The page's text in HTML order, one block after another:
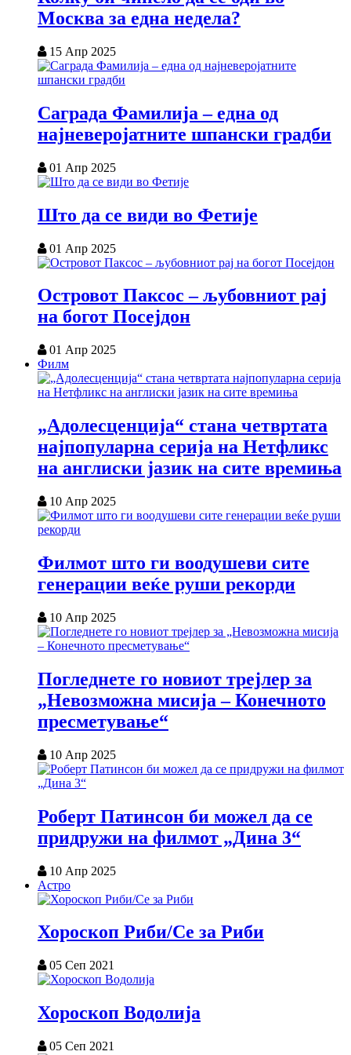
Москва за една недела?
15 Апр 2025
Саграда Фамилија – една од
најневеројатните шпански градби
01 Апр 2025
Што да се види во Фетије
01 Апр 2025
Островот Паксос – љубовниот рај
на богот Посејдон
01 Апр 2025
Филм
„Адолесценција“ стана четвртата
најпопуларна серија на Нетфликс
на англиски јазик на сите времиња
10 Апр 2025
Филмот што ги воодушеви сите
генерации веќе руши рекорди
10 Апр 2025
Погледнете го новиот трејлер за
„Невозможна мисија – Конечното
пресметување“
10 Апр 2025
Роберт Патинсон би можел да се
придружи на филмот „Дина 3“
10 Апр 2025
Астро
Хороскоп Риби/Се за Риби
05 Сеп 2021
Хороскоп Водолија
05 Сеп 2021